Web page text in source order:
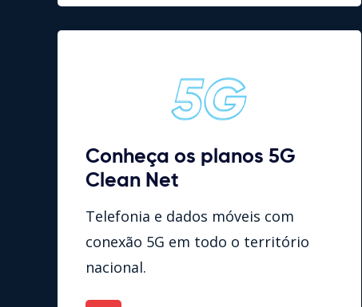
Conheça os planos 5G
Clean Net
Telefonia e dados móveis com
conexão 5G em todo o território
nacional.